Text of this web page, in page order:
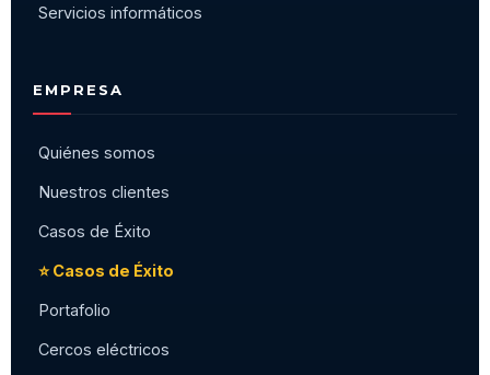
Servicios informáticos
EMPRESA
Quiénes somos
Nuestros clientes
Casos de Éxito
⭐ Casos de Éxito
Portafolio
Cercos eléctricos